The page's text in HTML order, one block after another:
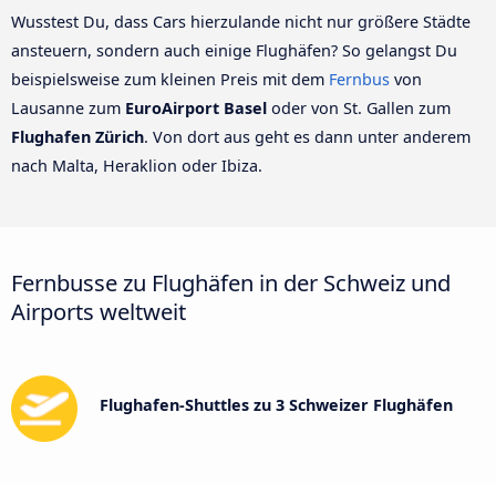
Wusstest Du, dass Cars hierzulande nicht nur größere Städte
ansteuern, sondern auch einige Flughäfen? So gelangst Du
beispielsweise zum kleinen Preis mit dem Fernbus von
Lausanne zum EuroAirport Basel oder von St. Gallen zum
Flughafen Zürich. Von dort aus geht es dann unter anderem
nach Malta, Heraklion oder Ibiza.
Fernbusse zu Flughäfen in der Schweiz und
Airports weltweit
Flughafen-Shuttles zu 3 Schweizer Flughäfen